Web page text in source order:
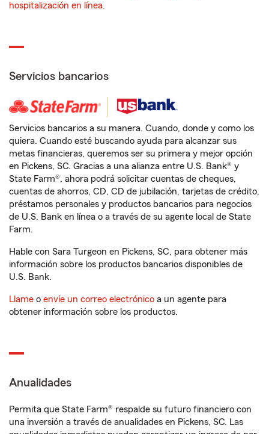
hospitalización en línea.
Servicios bancarios
Servicios bancarios a su manera. Cuando, donde y como los
quiera. Cuando esté buscando ayuda para alcanzar sus
metas financieras, queremos ser su primera y mejor opción
en Pickens, SC. Gracias a una alianza entre U.S. Bank® y
State Farm®, ahora podrá solicitar cuentas de cheques,
cuentas de ahorros, CD, CD de jubilación, tarjetas de crédito,
préstamos personales y productos bancarios para negocios
de U.S. Bank en línea o a través de su agente local de State
Farm.
Hable con Sara Turgeon en Pickens, SC, para obtener más
información sobre los productos bancarios disponibles de
U.S. Bank.
Llame o envíe un correo electrónico a un agente para
obtener información sobre los productos.
Anualidades
Permita que State Farm® respalde su futuro financiero con
una inversión a través de anualidades en Pickens, SC. Las